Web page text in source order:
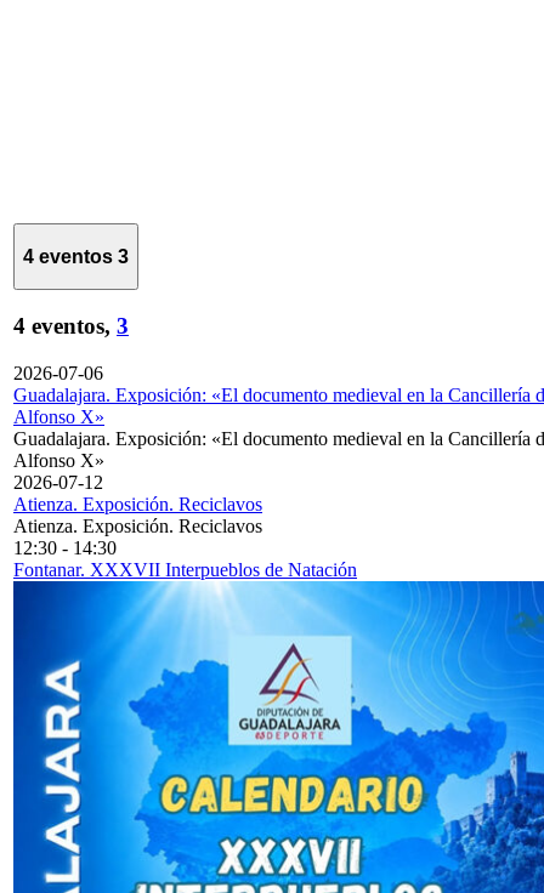
4 eventos 3
4 eventos, 3
2026-07-06
Guadalajara. Exposición: «El documento medieval en la Cancillería
Alfonso X»
Guadalajara. Exposición: «El documento medieval en la Cancillería
Alfonso X»
2026-07-12
Atienza. Exposición. Reciclavos
Atienza. Exposición. Reciclavos
12:30 - 14:30
Fontanar. XXXVII Interpueblos de Natación